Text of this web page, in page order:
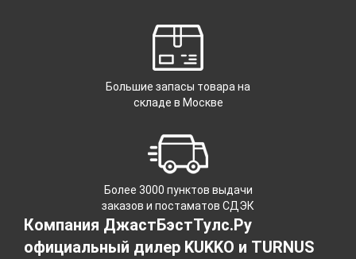
Большие запасы товара на
складе в Москве
Более 3000 пунктов выдачи
заказов и постаматов СДЭК
Компания ДжастБэстТулс.Ру
официальный дилер KUKKO и TURNUS